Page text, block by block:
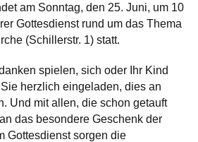
am Sonntag, den 25. Juni, um 10
Gottesdienst rund um das Thema
(Schillerstr. 1) statt.
spielen, sich oder Ihr Kind
herzlich eingeladen, dies an
Und mit allen, die schon getauft
das besondere Geschenk der
Gottesdienst sorgen die